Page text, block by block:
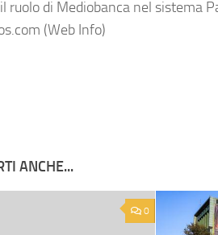
di Mediobanca nel sistema
(Web Info)
ANCHE...
0